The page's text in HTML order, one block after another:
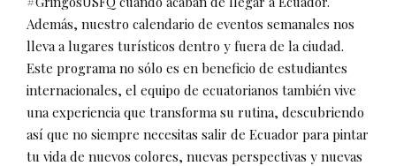
Además, nuestro calendario de eventos semanales nos
lleva a lugares turísticos dentro y fuera de la ciudad.
Este programa no sólo es en beneficio de estudiantes
internacionales, el equipo de ecuatorianos también vive
una experiencia que transforma su rutina, descubriendo
así que no siempre necesitas salir de Ecuador para pintar
tu vida de nuevos colores, nuevas perspectivas y nuevas